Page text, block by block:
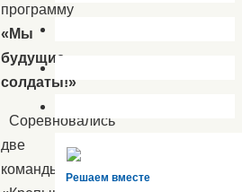
программу
«Мы
будущие
солдаты!»
Соревновались
две
команды:
Решаем вместе